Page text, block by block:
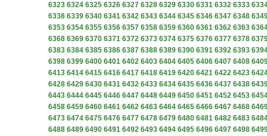
6323 6324 6325 6326 6327 6328 6329 6330 6331 6332 6333
6338 6339 6340 6341 6342 6343 6344 6345 6346 6347 6348
6353 6354 6355 6356 6357 6358 6359 6360 6361 6362 6363
6368 6369 6370 6371 6372 6373 6374 6375 6376 6377 6378
6383 6384 6385 6386 6387 6388 6389 6390 6391 6392 6393
6398 6399 6400 6401 6402 6403 6404 6405 6406 6407 6408
6413 6414 6415 6416 6417 6418 6419 6420 6421 6422 6423
6428 6429 6430 6431 6432 6433 6434 6435 6436 6437 6438
6443 6444 6445 6446 6447 6448 6449 6450 6451 6452 6453
6458 6459 6460 6461 6462 6463 6464 6465 6466 6467 6468
6473 6474 6475 6476 6477 6478 6479 6480 6481 6482 6483
6488 6489 6490 6491 6492 6493 6494 6495 6496 6497 6498